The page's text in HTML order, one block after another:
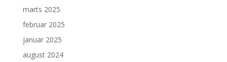
marts 2025
februar 2025
januar 2025
august 2024